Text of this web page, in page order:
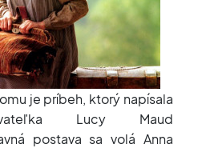
je príbeh, ktorý napísala
Lucy Maud
postava sa volá Anna